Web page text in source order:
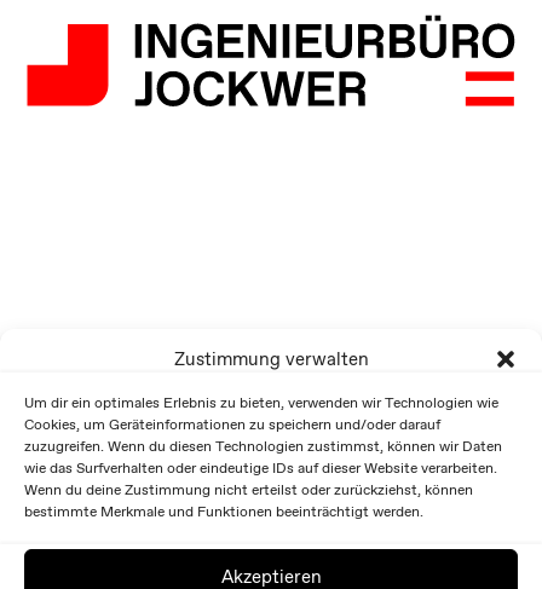
Zustimmung verwalten
Um dir ein optimales Erlebnis zu bieten, verwenden wir Technologien wie
Cookies, um Geräteinformationen zu speichern und/oder darauf
zuzugreifen. Wenn du diesen Technologien zustimmst, können wir Daten
wie das Surfverhalten oder eindeutige IDs auf dieser Website verarbeiten.
Wenn du deine Zustimmung nicht erteilst oder zurückziehst, können
bestimmte Merkmale und Funktionen beeinträchtigt werden.
Akzeptieren